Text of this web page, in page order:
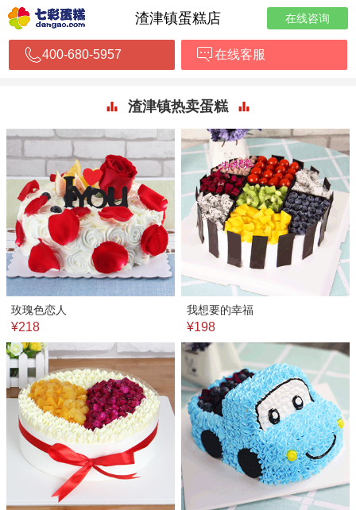
渣津镇蛋糕店 在线咨询
400-680-5957 在线客服
渣津镇热卖蛋糕
玫瑰色恋人
¥218
我想要的幸福
¥198